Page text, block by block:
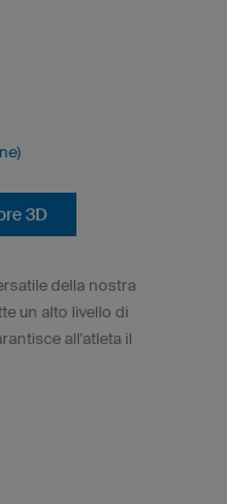
3D
della nostra
un alto livello di
all'atleta il